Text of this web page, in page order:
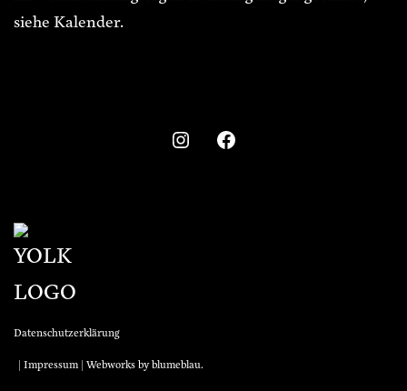
siehe Kalender.
Datenschutzerklärung
| Impressum| Webworks byblumeblau.